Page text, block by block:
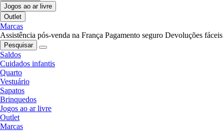
Jogos ao ar livre
Outlet
Marcas
Assistência pós-venda na França Pagamento seguro Devoluções fáceis
Pesquisar
Saldos
Cuidados infantis
Quarto
Vestuário
Sapatos
Brinquedos
Jogos ao ar livre
Outlet
Marcas